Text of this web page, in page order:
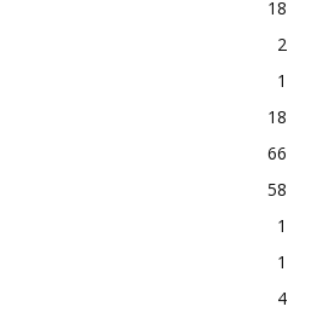
18
2
1
18
66
58
1
1
4